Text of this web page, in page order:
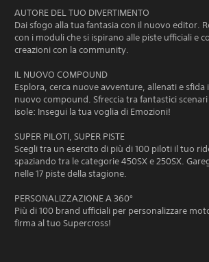
AUTORE DEL TUO DIVERTIMENTO
Dai sfogo alla tua fantasia con il nuovo editor.
con i moduli che si ispirano alle piste ufficiali e
creazioni con la community.
IL NUOVO COMPOUND
Esplora, cerca nuove avventure, allenati e sfida
nuovo compound. Sfreccia tra fantastici
isole: Insegui la tua voglia di Emozioni!
SUPER PILOTI, SUPER PISTE
Scegli tra un esercito di più di 100 piloti il tuo
spaziando tra le categorie 450SX e 250SX.
nelle 17 piste della stagione.
PERSONALIZZAZIONE A 360°
Più di 100 brand ufficiali per personalizzare
firma al tuo Supercross!